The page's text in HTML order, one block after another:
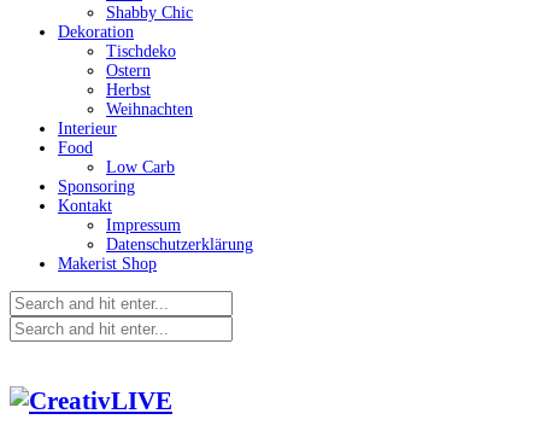
Shabby Chic
Dekoration
Tischdeko
Ostern
Herbst
Weihnachten
Interieur
Food
Low Carb
Sponsoring
Kontakt
Impressum
Datenschutzerklärung
Makerist Shop